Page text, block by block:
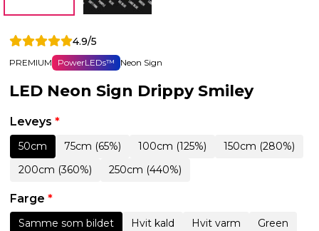
4.9/5
PREMIUM PowerLEDs™ Neon Sign
LED Neon Sign Drippy Smiley
Leveys *
50cm 75cm (65%) 100cm (125%)
150cm (280%)
200cm (360%)
250cm (440%)
Farge *
Samme som bildet Hvit kald Hvit varm
Green